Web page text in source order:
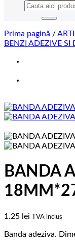
Caută
Prima pagină /
BENZI ADEZIVE SI
BANDA
1.25 lei TVA inclus
Banda adeziva.